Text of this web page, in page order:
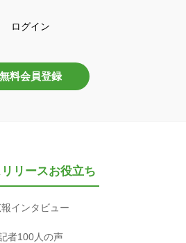
ログイン
無料会員登録
リースお役立ち
報インタビュー
者100人の声